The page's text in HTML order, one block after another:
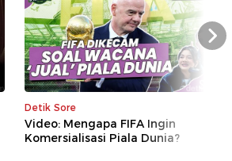
Detik Sore
Video: Mengapa FIFA Ingin
Komersialisasi Piala Dunia?
Next